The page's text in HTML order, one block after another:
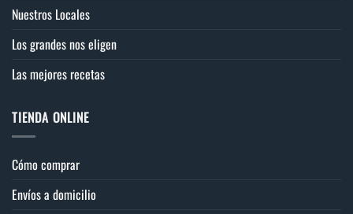
Nuestros Locales
Los grandes nos eligen
Las mejores recetas
TIENDA ONLINE
Cómo comprar
Envíos a domicilio